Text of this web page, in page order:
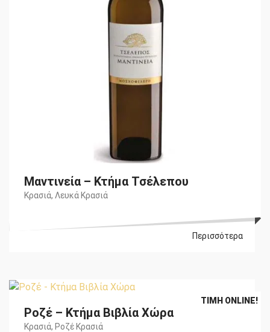
Μαντινεία – Κτήμα Τσέλεπου
Κρασιά, Λευκά Κρασιά
Περισσότερα
price
was:
τρέχουσα
τιμή
ΤΙΜΉ ONLINE!
Ροζέ – Κτήμα Βιβλία Χώρα
Κρασιά, Ροζέ Κρασιά